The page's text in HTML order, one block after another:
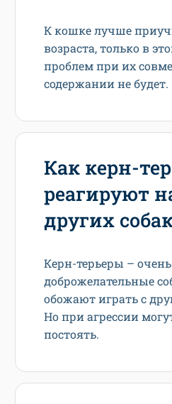
К кошке лучше
возраста, только в
проблем при их
содержании не будет.
Как керн-
реагируют
других
Керн-терьеры –
доброжелательные
обожают играть с
Но при агрессии
постоять.